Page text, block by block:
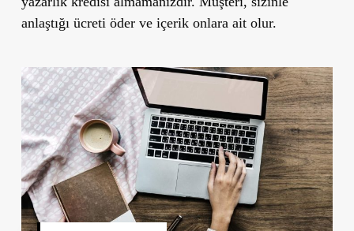
anlaştığı ücreti öder ve içerik onlara ait olur.